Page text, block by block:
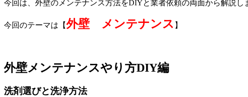
今回は、外壁のメンテナンス方法をDIYと業者依頼の両面から解説し
今回のテーマは【外壁 メンテナンス 】
外壁メンテナンスやり方DIY編
洗剤選びと洗浄方法